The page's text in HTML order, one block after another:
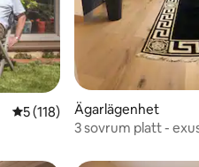
5 av 5 i genomsnittligt betyg,
5 (118)
Ägarlägenhet
3 sovrum platt -